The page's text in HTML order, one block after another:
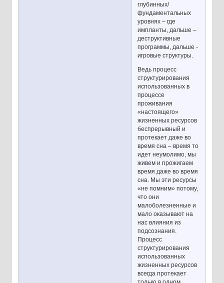
глубинных/
фундаментальных
уровнях – где
импланты, дальше –
деструктивные
программы, дальше -
игровые структуры.
Ведь процесс
структурирования
использованных в
процессе
проживания
«настоящего»
жизненных ресурсов
беспрерывный и
протекает даже во
время сна – время то
идет неумолимо, мы
живем и прожигаем
время даже во время
сна. Мы эти ресурсы
«не помним» потому,
что они
малоболезненные и
мало оказывают на
нас влияния из
подсознания.
Процесс
структурирования
использованных
жизненных ресурсов
всегда протекает